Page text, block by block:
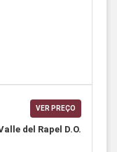
VER PREÇO
del Rapel D.O.